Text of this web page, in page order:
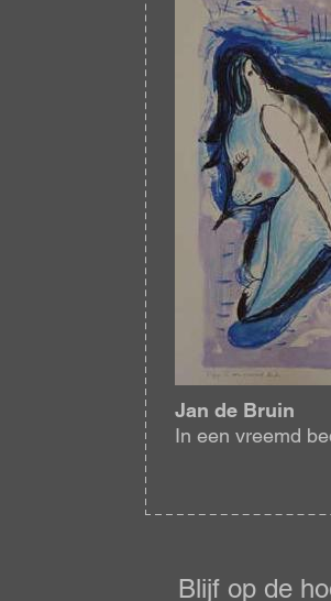
Jan de Bruin
In een vreemd
de
Blijf op de